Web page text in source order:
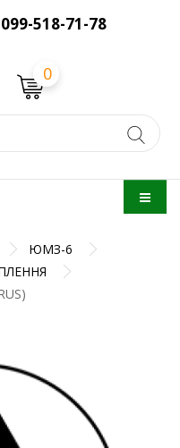
099-518-71-78
0
ЮМЗ-6